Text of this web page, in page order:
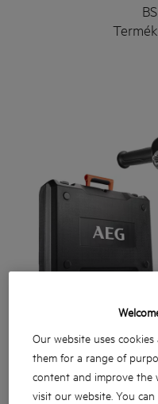
Our website uses
them for a range of
content and improve the
visit our website. You